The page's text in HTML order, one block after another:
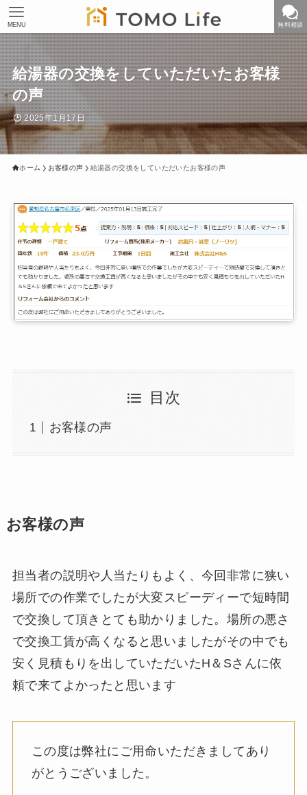
無料相談
MENU
給湯器の交換をしていただいたお客様
の声
2025年1月17日
ホーム お客様の声 給湯器の交換をしていただいたお客様の声
目次
お客様の声
お客様の声
担当者の説明や人当たりもよく、今回非常に狭い
場所での作業でしたが大変スピーディーで短時間
で交換して頂きとても助かりました。場所の悪さ
で交換工賃が高くなると思いましたがその中でも
安く見積もりを出していただいたH＆Sさんに依
頼で来てよかったと思います
この度は弊社にご用命いただきましてあり
がとうございました。